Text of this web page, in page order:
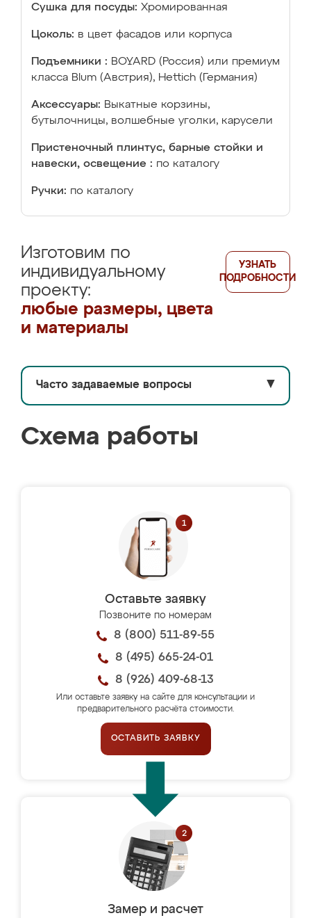
Сушка для посуды: Хромированная
Цоколь: в цвет фасадов или корпуса
Подъемники : BOYARD (Россия) или премиум
класса Blum (Австрия), Hettich (Германия)
Аксессуары: Выкатные корзины,
бутылочницы, волшебные уголки, карусели
Пристеночный плинтус, барные стойки и
навески, освещение : по каталогу
Ручки: по каталогу
Изготовим по
индивидуальному
проекту:
любые размеры, цвета
и материалы
УЗНАТЬ
ПОДРОБНОСТИ
Часто задаваемые вопросы ▼
Схема работы
Оставьте заявку
Позвоните по номерам
8 (800) 511-89-55
8 (495) 665-24-01
8 (926) 409-68-13
Или оставьте заявку на сайте для консультации и
предварительного расчёта стоимости.
ОСТАВИТЬ ЗАЯВКУ
Замер и расчет